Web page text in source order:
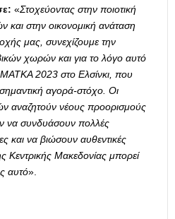
«Στοχεύοντας στην ποιοτική
και στην οικονομική ανάταση
μας, συνεχίζουμε την
χωρών και για το λόγο αυτό
ΜΑΤΚΑ 2023 στο Ελσίνκι, που
αγορά-στόχο. Οι
αναζητούν νέους προορισμούς
να συνδυάσουν πολλές
και να βιώσουν αυθεντικές
Κεντρικής Μακεδονίας μπορεί
αυτό».